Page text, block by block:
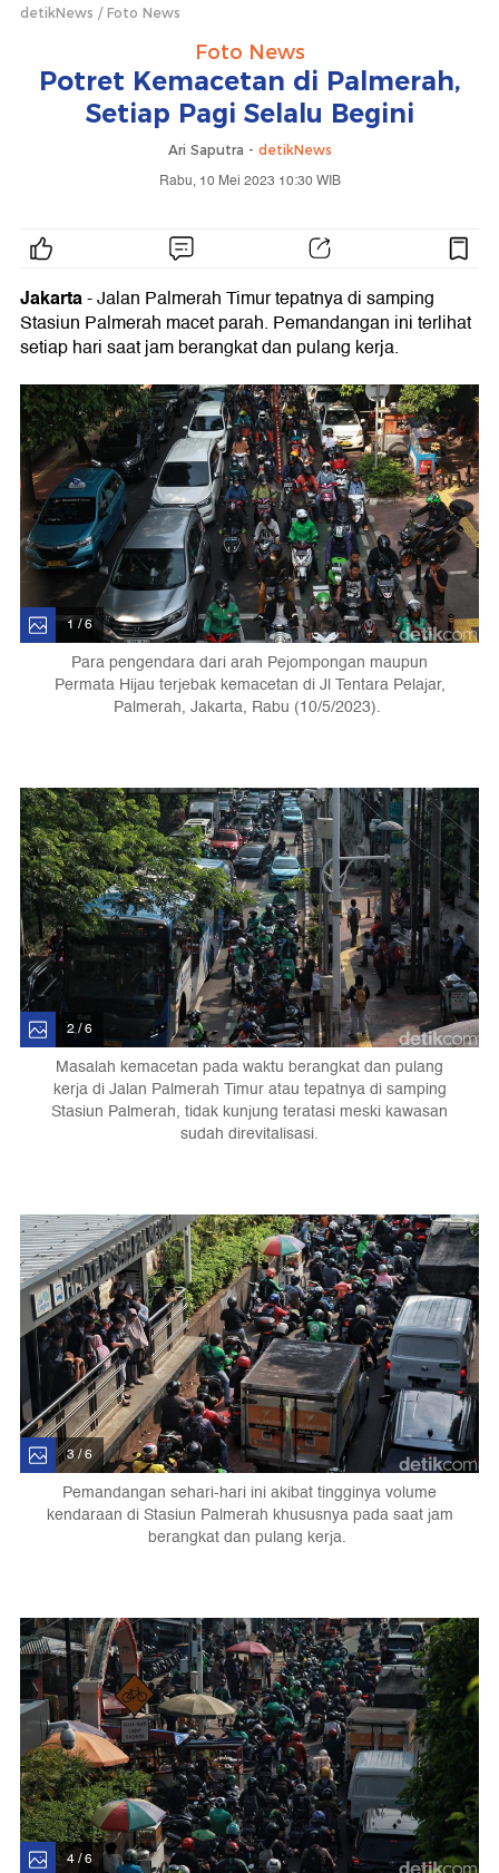
detikNews Foto News
Foto News
Potret Kemacetan di Palmerah,
Setiap Pagi Selalu Begini
Ari Saputra - detikNews
Rabu, 10 Mei 2023 10:30 WIB
Jakarta- Jalan Palmerah Timur tepatnya di samping
Stasiun Palmerah macet parah. Pemandangan ini terlihat
setiap hari saat jam berangkat dan pulang kerja.
1 / 6
Para pengendara dari arah Pejompongan maupun
Permata Hijau terjebak kemacetan di Jl Tentara Pelajar,
Palmerah, Jakarta, Rabu (10/5/2023).
2 / 6
Masalah kemacetan pada waktu berangkat dan pulang
kerja di Jalan Palmerah Timur atau tepatnya di samping
Stasiun Palmerah, tidak kunjung teratasi meski kawasan
sudah direvitalisasi.
3 / 6
Pemandangan sehari-hari ini akibat tingginya volume
kendaraan di Stasiun Palmerah khususnya pada saat jam
berangkat dan pulang kerja.
4 / 6